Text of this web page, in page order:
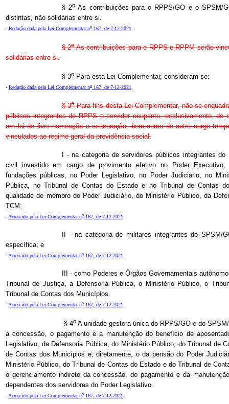
§ 2oAs contribuições para o RPPS/GO e o SPSM/
distintas, não solidárias entre si.
- Redação dada pela Lei Complementar no 167, de 7-12-2021.
§ 2oAs contribuições para o RPPS e RPPM serão
solidárias entre si.
§ 3o Para esta Lei Complementar, consideram-se:
- Redação dada pela Lei Complementar no 167, de 7-12-2021
§ 3oPara fins desta Lei Complementar, não se
públicos integrantes do RPPS o servidor ocupante, exclusivamente, de
em lei de livre nomeação e exoneração, bem como de outro cargo
vinculados ao regime geral da previdência social.
I - na categoria de servidores públicos integrantes
civil investido em cargo de provimento efetivo no Poder Executivo,
fundações públicas, no Poder Legislativo, no Poder Judiciário, no
Pública, no Tribunal de Contas do Estado e no Tribunal de Contas
qualidade de membro do Poder Judiciário, do Ministério Público, da
TCM;
-Acrescido pela Lei Complementar no 167, de 7-12-2021.
II - na categoria de militares integrantes do SPSM/
específica; e
-Acrescido pela Lei Complementar no 167, de 7-12-2021.
III - como Poderes e Órgãos Governamentais
Tribunal de Justiça, a Defensoria Pública, o Ministério Público, o
Tribunal de Contas dos Municípios.
-Acrescido pela Lei Complementar no 167, de 7-12-2021.
§ 4o A unidade gestora única do RPPS/GO e do
a concessão, o pagamento e a manutenção do benefício de
Legislativo, da Defensoria Pública, do Ministério Público, do Tribunal de
de Contas dos Municípios e, diretamente, o da pensão do Poder
Ministério Público, do Tribunal de Contas do Estado e do Tribunal de
o gerenciamento indireto da concessão, do pagamento e da
dependentes dos servidores do Poder Legislativo.
- Acrescido pela Lei Complementar no 167, de 7-12-2021